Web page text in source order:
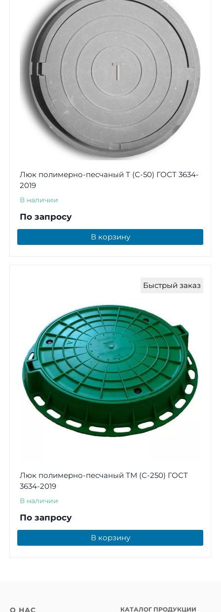
Люк полимерно-песчаный Т (С-50) ГОСТ 3634-
2019
В наличии
По запросу
В корзину
Быстрый заказ
Люк полимерно-песчаный ТМ (С-250) ГОСТ
3634-2019
В наличии
По запросу
В корзину
О НАС КАТАЛОГ ПРОДУКЦИИ